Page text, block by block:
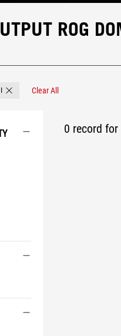
ROG
Dominus
Remove HDMI
Clear All
0 record